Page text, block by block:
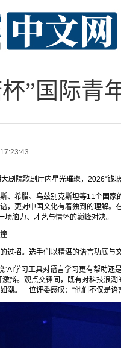
杯”国际青
剧院歌剧厅内星光璀璨，2026“钱
、希腊、乌兹别克斯坦等11个国
，更对中国文化有着独到的理解。
场脑力、才艺与情怀的巅峰对决。
过招。选手们以精湛的语言功底与
“AI学习工具对语言学习更有帮助还
辩。观点交锋间，既有对科技浪
潮。一位评委感叹：“他们不仅是